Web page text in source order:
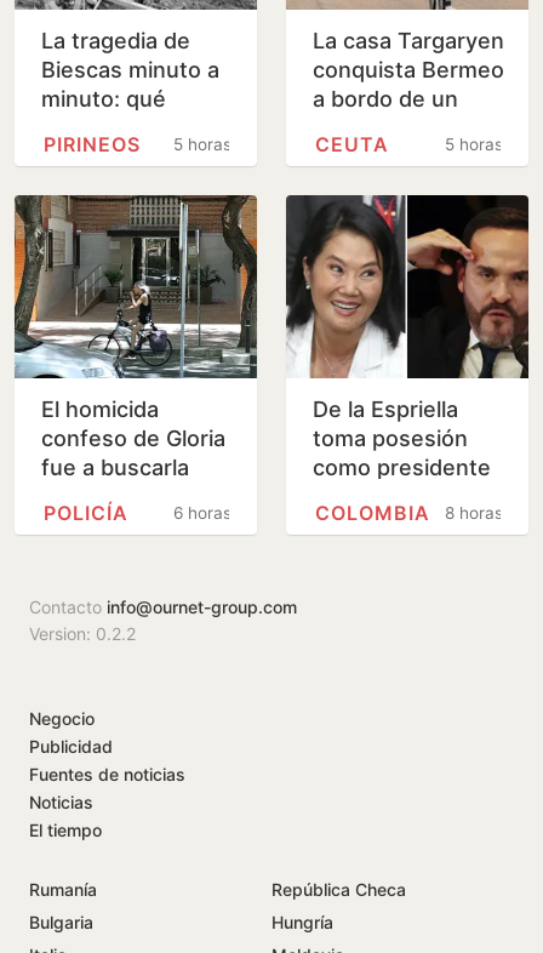
La tragedia de
Biescas minuto a
minuto: qué
mortal de hace5 horas
PIRINEOS
La casa Targaryen
conquista Bermeo
a bordo de un
5 horas
CEUTA
El homicida
confeso de Gloria
fue a buscarla
días antes del
crimen: «Dijo que
6 horas
POLICÍA
De la Espriella
toma posesión
como presidente
viernes y ratifica
8 horas
COLOMBIA
Contacto info@ournet-group.com
Version: 0.2.2
Negocio
Publicidad
Fuentes de noticias
Noticias
El tiempo
Rumanía
República Checa
Bulgaria
Hungría